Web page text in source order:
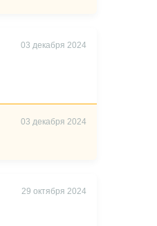
03 декабря 2024
03 декабря 2024
29 октября 2024